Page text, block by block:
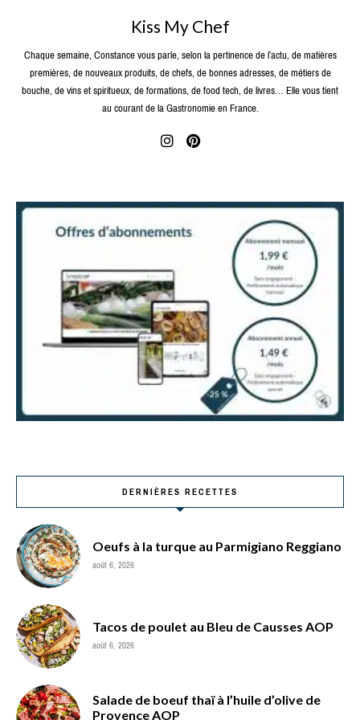
Kiss My Chef
Chaque semaine, Constance vous parle, selon la pertinence de l’actu, de matières
premières, de nouveaux produits, de chefs, de bonnes adresses, de métiers de
bouche, de vins et spiritueux, de formations, de food tech, de livres… Elle vous tient
au courant de la Gastronomie en France.
DERNIÈRES RECETTES
Oeufs à la turque au Parmigiano Reggiano
août 6, 2026
Tacos de poulet au Bleu de Causses AOP
août 6, 2026
Salade de boeuf thaï à l’huile d’olive de
Provence AOP